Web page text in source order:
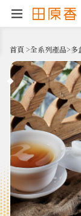
首頁>全系列產品>多